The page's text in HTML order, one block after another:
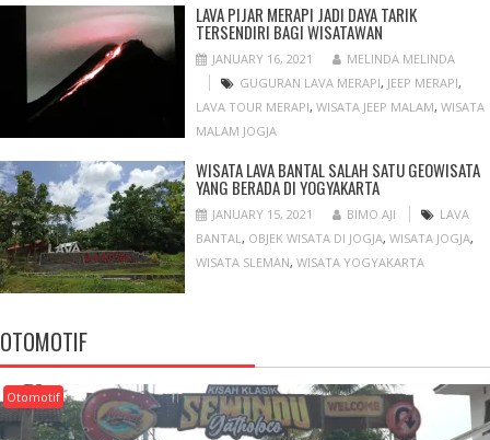
LAVA PIJAR MERAPI JADI DAYA TARIK
TERSENDIRI BAGI WISATAWAN
JANUARY 16, 2021
MELINDA MELINDA
GUGURAN LAVA MERAPI, JEEP MERAPI,
LAVA TOUR MERAPI,WISATA JEEP MALAM,WISATA
MALAM JOGJA
WISATA LAVA BANTAL SALAH SATU GEOWISATA
YANG BERADA DI YOGYAKARTA
JANUARY 15, 2021 BIMO AJI
LAVA
BANTAL, OBJEK WISATA DI JOGJA,WISATA JOGJA,
WISATA SLEMAN,WISATA YOGYAKARTA
OTOMOTIF
Otomotif